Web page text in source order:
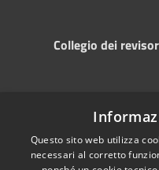
Collegio dei
Accessibility
Privacy
Questo sito web utilizza
necessari al corretto